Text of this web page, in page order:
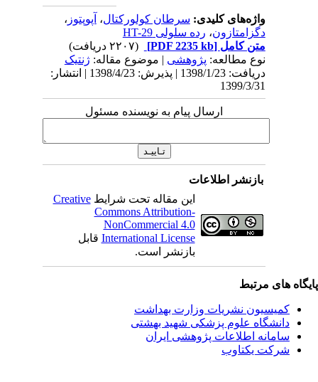
واژه‌های کلیدی:سرطان کولورکتال،آپوپتوز،
دگزامتازون،رده سلولی HT-29
متن کامل[PDF 2235 kb]
نوع مطالعه:پژوهشی| موضوع مقاله:ژنتیک
دریافت: 1398/1/23 | پذیرش: 1398/4/23 | انتشار:
1399/3/31
ارسال پیام به نویسنده مسئول
بازنشر اطلاعات
این مقاله تحت شرایطCreative
Commons Attribution-
NonCommercial 4.0
International Licenseقابل
بازنشر است.
های مرتبط
کمیسیون نشریات وزارت بهداشت
دانشگاه علوم پزشکی شهید بهشتی
سامانه اطلاعات پژوهشی ایران
شرکت یکتاوب